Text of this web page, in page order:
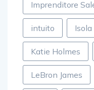
Imprenditore
intuito
Katie Holmes
LeBron James